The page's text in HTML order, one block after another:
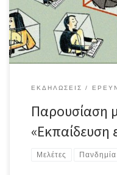
πανδημίας στην
προτάσεις, μέσα από
ΕΚΔΗΛΏΣΕΙΣ
Παρουσίαση
«Εκπαίδευση
Μελέτες Πανδημία